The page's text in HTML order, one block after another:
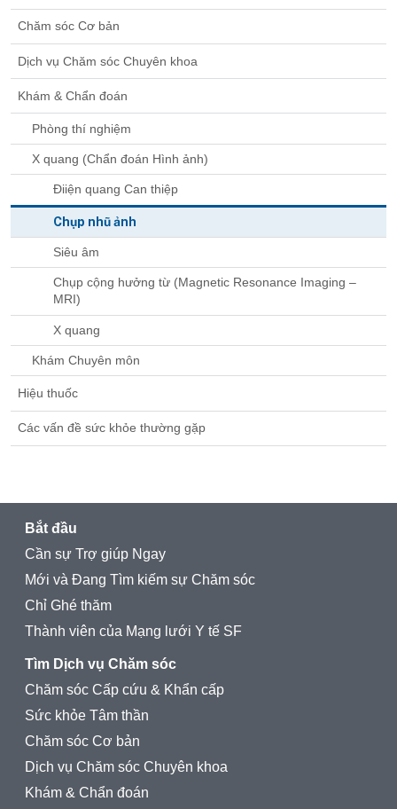
Chăm sóc Cơ bản
Dịch vụ Chăm sóc Chuyên khoa
Khám & Chẩn đoán
Phòng thí nghiệm
X quang (Chẩn đoán Hình ảnh)
Điiện quang Can thiệp
Chụp nhũ ảnh
Siêu âm
Chụp cộng hưởng từ (Magnetic Resonance Imaging –
MRI)
X quang
Khám Chuyên môn
Hiệu thuốc
Các vấn đề sức khỏe thường gặp
Bắt đầu
Cần sự Trợ giúp Ngay
Mới và Đang Tìm kiếm sự Chăm sóc
Chỉ Ghé thăm
Thành viên của Mạng lưới Y tế SF
Tìm Dịch vụ Chăm sóc
Chăm sóc Cấp cứu & Khẩn cấp
Sức khỏe Tâm thần
Chăm sóc Cơ bản
Dịch vụ Chăm sóc Chuyên khoa
Khám & Chẩn đoán